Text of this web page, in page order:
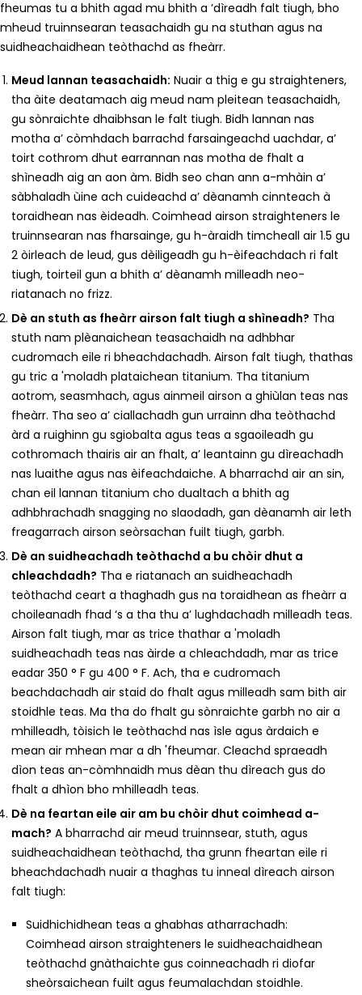
fheumas tu a bhith agad mu bhith a ’dìreadh falt tiugh, bho
mheud truinnsearan teasachaidh gu na stuthan agus na
suidheachaidhean teòthachd as fheàrr.
Meud lannan teasachaidh: Nuair a thig e gu straighteners,
tha àite deatamach aig meud nam pleitean teasachaidh,
gu sònraichte dhaibhsan le falt tiugh. Bidh lannan nas
motha a’ còmhdach barrachd farsaingeachd uachdar, a’
toirt cothrom dhut earrannan nas motha de fhalt a
shìneadh aig an aon àm. Bidh seo chan ann a-mhàin a’
sàbhaladh ùine ach cuideachd a’ dèanamh cinnteach à
toraidhean nas èideadh. Coimhead airson straighteners le
truinnsearan nas fharsainge, gu h-àraidh timcheall air 1.5 gu
2 òirleach de leud, gus dèiligeadh gu h-èifeachdach ri falt
tiugh, toirteil gun a bhith a’ dèanamh milleadh neo-
riatanach no frizz.
Dè an stuth as fheàrr airson falt tiugh a shìneadh? Tha
stuth nam plèanaichean teasachaidh na adhbhar
cudromach eile ri bheachdachadh. Airson falt tiugh, thathas
gu tric a 'moladh plataichean titanium. Tha titanium
aotrom, seasmhach, agus ainmeil airson a ghiùlan teas nas
fheàrr. Tha seo a’ ciallachadh gun urrainn dha teòthachd
àrd a ruighinn gu sgiobalta agus teas a sgaoileadh gu
cothromach thairis air an fhalt, a’ leantainn gu dìreachadh
nas luaithe agus nas èifeachdaiche. A bharrachd air an sin,
chan eil lannan titanium cho dualtach a bhith ag
adhbhrachadh snagging no slaodadh, gan dèanamh air leth
freagarrach airson seòrsachan fuilt tiugh, garbh.
Dè an suidheachadh teòthachd a bu chòir dhut a
chleachdadh? Tha e riatanach an suidheachadh
teòthachd ceart a thaghadh gus na toraidhean as fheàrr a
choileanadh fhad ‘s a tha thu a’ lughdachadh milleadh teas.
Airson falt tiugh, mar as trice thathar a 'moladh
suidheachadh teas nas àirde a chleachdadh, mar as trice
eadar 350 ° F gu 400 ° F. Ach, tha e cudromach
beachdachadh air staid do fhalt agus milleadh sam bith air
stoidhle teas. Ma tha do fhalt gu sònraichte garbh no air a
mhilleadh, tòisich le teòthachd nas ìsle agus àrdaich e
mean air mhean mar a dh 'fheumar. Cleachd spraeadh
dìon teas an-còmhnaidh mus dèan thu dìreach gus do
fhalt a dhìon bho mhilleadh teas.
Dè na feartan eile air am bu chòir dhut coimhead a-
mach? A bharrachd air meud truinnsear, stuth, agus
suidheachaidhean teòthachd, tha grunn fheartan eile ri
bheachdachadh nuair a thaghas tu inneal dìreach airson
falt tiugh:
Suidhichidhean teas a ghabhas atharrachadh:
Coimhead airson straighteners le suidheachaidhean
teòthachd gnàthaichte gus coinneachadh ri diofar
sheòrsaichean fuilt agus feumalachdan stoidhle.